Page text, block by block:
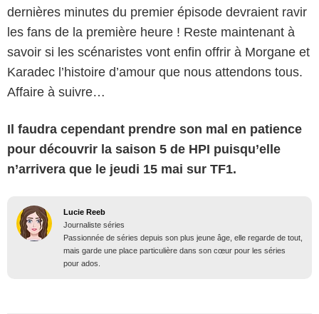
dernières minutes du premier épisode devraient ravir
les fans de la première heure ! Reste maintenant à
savoir si les scénaristes vont enfin offrir à Morgane et
Karadec l’histoire d’amour que nous attendons tous.
Affaire à suivre…
Il faudra cependant prendre son mal en patience
pour découvrir la saison 5 de HPI puisqu’elle
n’arrivera que le jeudi 15 mai sur TF1.
Lucie Reeb
Journaliste séries
Passionnée de séries depuis son plus jeune âge, elle regarde de tout,
mais garde une place particulière dans son cœur pour les séries
pour ados.